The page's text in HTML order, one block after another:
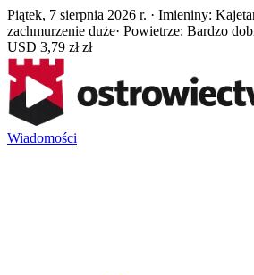
Piątek, 7 sierpnia 2026 r. · Imieniny:
zachmurzenie duże· Powietrze: Bardzo
USD 3,79 zł zł
Wiadomości